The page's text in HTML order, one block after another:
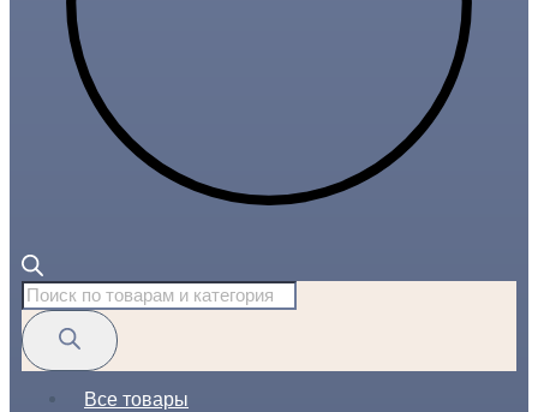
Поиск
товаров
Все товары